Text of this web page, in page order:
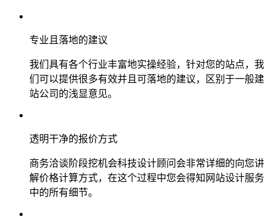
专业且落地的建议
我们具有各个行业丰富地实操经验，针对您的站点，我
们可以提供很多有效并且可落地的建议，区别于一般建
站公司的浅显意见。
透明干净的报价方式
商务洽谈阶段挖机会科技设计顾问会非常详细的向您讲
解价格计算方式，在这个过程中您会得知网站设计服务
中的所有细节。